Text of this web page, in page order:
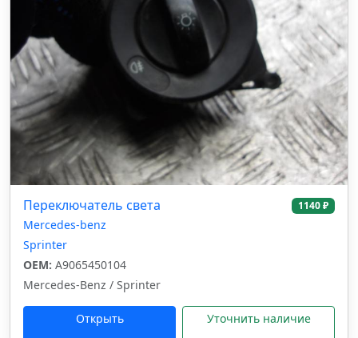
Переключатель света 1140 ₽
Mercedes-benz
Sprinter
OEM: A9065450104
Mercedes-Benz / Sprinter
Открыть Уточнить наличие